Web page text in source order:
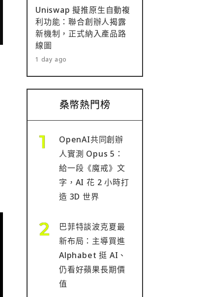
Uniswap 擬推原生自動複
利功能：聯合創辦人揭露
新機制，正式納入產品路
線圖
1 day ago
桑幣熱門榜
OpenAI共同創辦
人實測 Opus 5：
給一段《魔戒》文
字，AI 花 2 小時打
造 3D 世界
巴菲特談波克夏最
新布局：主導買進
Alphabet 挺 AI、
仍看好蘋果長期價
值